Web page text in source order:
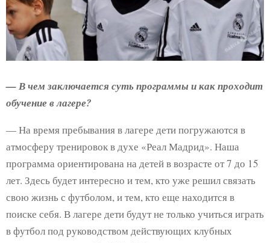
— В чем заключается суть программы и как проходит
обучение в лагере?
— На время пребывания в лагере дети погружаются в
атмосферу тренировок в духе «Реал Мадрид». Наша
программа ориентирована на детей в возрасте от 7 до 15
лет. Здесь будет интересно и тем, кто уже решил связать
свою жизнь с футболом, и тем, кто еще находится в
поиске себя. В лагере дети будут не только учиться играть
в футбол под руководством действующих клубных